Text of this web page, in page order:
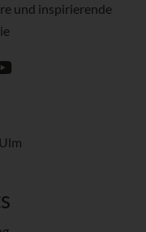
und inspirierende